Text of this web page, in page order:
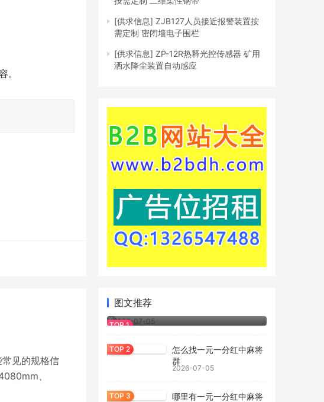
。
见的规格信
、
[供求信息] ZJB127人员接近报警装置按
需定制 密闭墙电子围栏
[供求信息] ZP-12R热释光控传感器 矿用
洒水降尘装置自动感应
图文推荐
一元一分红中麻将群
2026-07-05
怎么找一元一分红中麻将
群
2026-07-05
哪里有一元一分红中麻将